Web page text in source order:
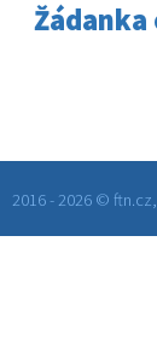
2016 - 2026 ©